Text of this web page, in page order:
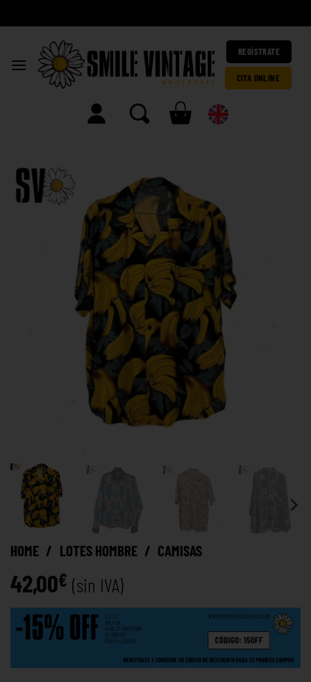
REGÍSTRATE
CITA ONLINE
HOME / LOTES HOMBRE / CAMISAS
42,00€ (sin IVA)